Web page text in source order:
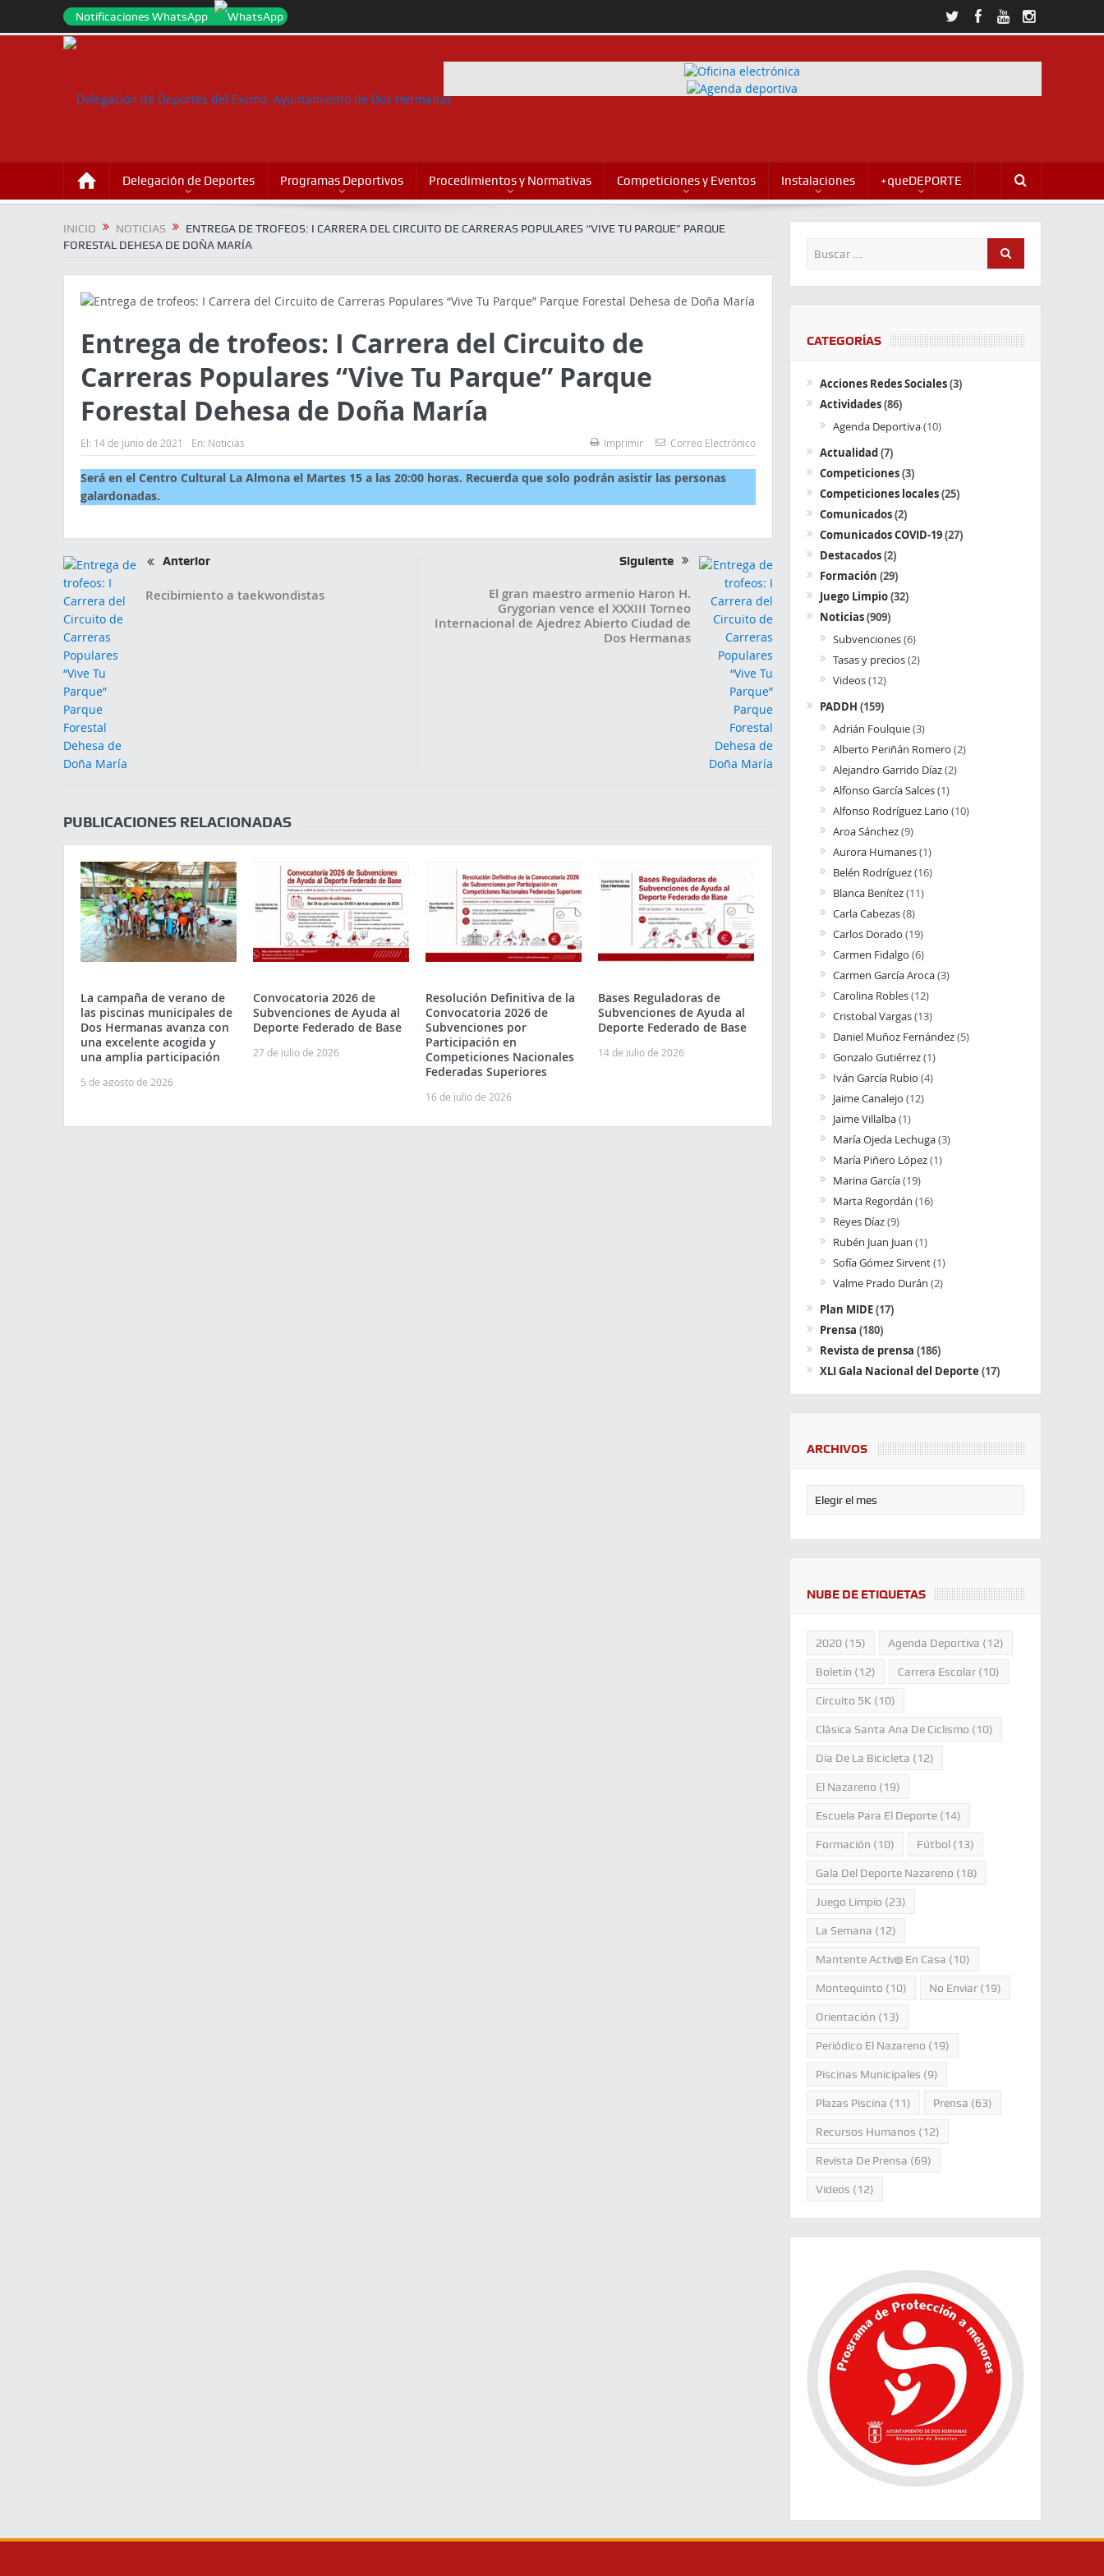
Notificaciones WhatsApp
Delegación de Deportes Programas Deportivos Procedimientos y Normativas Competiciones y Eventos Instalaciones +queDEPORTE
INICIO NOTICIAS
ENTREGA DE TROFEOS: I CARRERA DEL CIRCUITO DE CARRERAS POPULARES “VIVE TU PARQUE” PARQUE
FORESTAL DEHESA DE DOÑA MARÍA
Entrega de trofeos: I Carrera del Circuito de
Carreras Populares “Vive Tu Parque” Parque
Forestal Dehesa de Doña María
El: 14 de junio de 2021 En: Noticias Imprimir Correo Electrónico
Será en el Centro Cultural La Almona el Martes 15 a las 20:00 horas. Recuerda que solo podrán asistir las personas
galardonadas.
Anterior
Recibimiento a taekwondistas
Siguiente
El gran maestro armenio Haron H.
Grygorian vence el XXXIII Torneo
Internacional de Ajedrez Abierto Ciudad de
Dos Hermanas
PUBLICACIONES RELACIONADAS
La campaña de verano de
las piscinas municipales de
Dos Hermanas avanza con
una excelente acogida y
una amplia participación
5 de agosto de 2026
Convocatoria 2026 de
Subvenciones de Ayuda al
Deporte Federado de Base
27 de julio de 2026
Resolución Definitiva de la
Convocatoria 2026 de
Subvenciones por
Participación en
Competiciones Nacionales
Federadas Superiores
16 de julio de 2026
Bases Reguladoras de
Subvenciones de Ayuda al
Deporte Federado de Base
14 de julio de 2026
CATEGORÍAS
Acciones Redes Sociales(3)
Actividades(86)
Agenda Deportiva(10)
Actualidad(7)
Competiciones(3)
Competiciones locales(25)
Comunicados(2)
Comunicados COVID-19(27)
Destacados(2)
Formación (29)
Juego Limpio(32)
Noticias(909)
Subvenciones(6)
Tasas y precios(2)
Videos(12)
PADDH (159)
Adrián Foulquie(3)
Alberto Periñán Romero (2)
Alejandro Garrido Díaz(2)
Alfonso García Salces(1)
Alfonso Rodríguez Lario (10)
Aroa Sánchez(9)
Aurora Humanes(1)
Belén Rodríguez(16)
Blanca Benítez(11)
Carla Cabezas(8)
Carlos Dorado (19)
Carmen Fidalgo (6)
Carmen García Aroca(3)
Carolina Robles(12)
Cristobal Vargas(13)
Daniel Muñoz Fernández(5)
Gonzalo Gutiérrez(1)
Iván García Rubio (4)
Jaime Canalejo (12)
Jaime Villalba(1)
María Ojeda Lechuga(3)
María Piñero López(1)
Marina García(19)
Marta Regordán (16)
Reyes Díaz(9)
Rubén Juan Juan (1)
Sofía Gómez Sirvent(1)
Valme Prado Durán (2)
Plan MIDE(17)
Prensa (180)
Revista de prensa (186)
XLI Gala Nacional del Deporte (17)
ARCHIVOS
NUBE DE ETIQUETAS
2020(15) Agenda Deportiva (12)
Boletín (12) Carrera Escolar(10)
Circuito 5K (10)
Clásica Santa Ana De Ciclismo (10)
Día De La Bicicleta (12)
El Nazareno (19)
Escuela Para El Deporte(14)
Formación (10) Fútbol(13)
Gala Del Deporte Nazareno (18)
Juego Limpio (23)
La Semana (12)
Mantente Activ@ En Casa (10)
Montequinto (10) No Enviar(19)
Orientación (13)
Periódico El Nazareno (19)
Piscinas Municipales (9)
Plazas Piscina (11) Prensa (63)
Recursos Humanos (12)
Revista De Prensa (69)
Videos (12)